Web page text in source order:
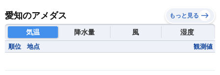
愛知のアメダス もっと見る
気温 降水量 風 湿度
順位 地点 観測値